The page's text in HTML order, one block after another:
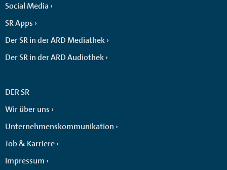
Social Media
SR Apps
Der SR in der ARD Mediathek
Der SR in der ARD Audiothek
DER SR
Wir über uns
Unternehmenskommunikation
Job & Karriere
Impressum